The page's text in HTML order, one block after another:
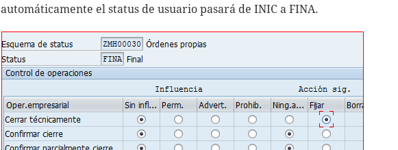
automáticamente el status de usuario pasará de INIC a FINA.